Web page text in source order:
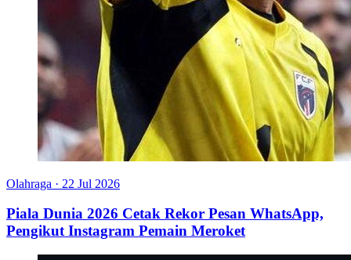
Olahraga · 22 Jul 2026
Piala Dunia 2026 Cetak Rekor Pesan WhatsApp,
Pengikut Instagram Pemain Meroket